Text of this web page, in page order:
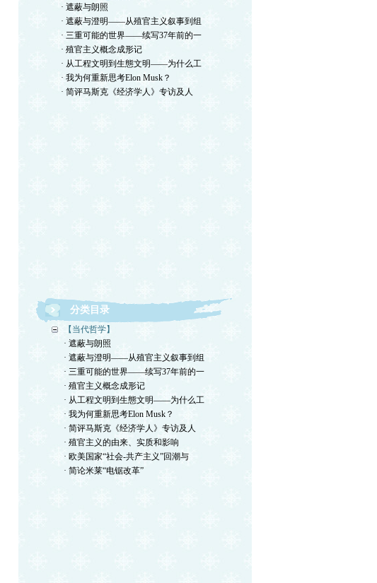
· 遮蔽与朗照
· 遮蔽与澄明——从殖官主义叙事到组
· 三重可能的世界——续写37年前的一
· 殖官主义概念成形记
· 从工程文明到生態文明——为什么工
· 我为何重新思考Elon Musk？
· 简评马斯克《经济学人》专访及人
分类目录
【当代哲学】
· 遮蔽与朗照
· 遮蔽与澄明——从殖官主义叙事到组
· 三重可能的世界——续写37年前的一
· 殖官主义概念成形记
· 从工程文明到生態文明——为什么工
· 我为何重新思考Elon Musk？
· 简评马斯克《经济学人》专访及人
· 殖官主义的由来、实质和影响
· 欧美国家“社会-共产主义”回潮与
· 简论米莱“电锯改革”